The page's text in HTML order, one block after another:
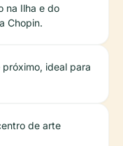
na Ilha e do
Chopin.
ideal para
de arte